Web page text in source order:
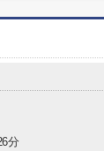
分